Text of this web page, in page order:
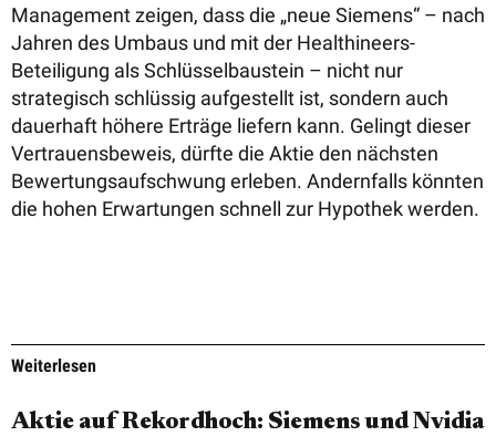
Management zeigen, dass die „neue Siemens“ – nach
Jahren des Umbaus und mit der Healthineers-
Beteiligung als Schlüsselbaustein – nicht nur
strategisch schlüssig aufgestellt ist, sondern auch
dauerhaft höhere Erträge liefern kann. Gelingt dieser
Vertrauensbeweis, dürfte die Aktie den nächsten
Bewertungsaufschwung erleben. Andernfalls könnten
die hohen Erwartungen schnell zur Hypothek werden.
Weiterlesen
Aktie auf Rekordhoch: Siemens und Nvidia